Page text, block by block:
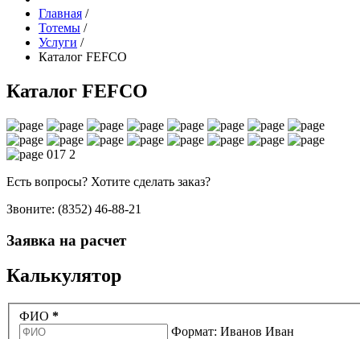
Главная /
Тотемы /
Услуги /
Каталог FEFCO
Каталог FEFCO
Есть вопросы? Хотите сделать заказ?
Звоните: (8352) 46-88-21
Заявка на расчет
Калькулятор
ФИО *
Формат: Иванов Иван